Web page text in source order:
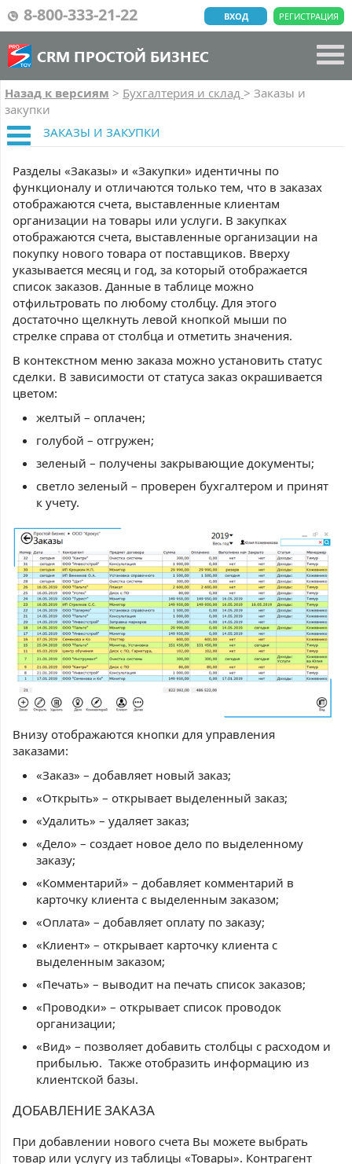
8-800-333-21-22 РЕГИСТРАЦИЯ
ВХОД
CRM ПРОСТОЙ БИЗНЕС
Назад к версиям > Бухгалтерия и склад > Заказы и
закупки
ЗАКАЗЫ И ЗАКУПКИ
Разделы «Заказы» и «Закупки» идентичны по
функционалу и отличаются только тем, что в заказах
отображаются счета, выставленные клиентам
организации на товары или услуги. В закупках
отображаются счета, выставленные организации на
покупку нового товара от поставщиков. Вверху
указывается месяц и год, за который отображается
список заказов. Данные в таблице можно
отфильтровать по любому столбцу. Для этого
достаточно щелкнуть левой кнопкой мыши по
стрелке справа от столбца и отметить значения.
В контекстном меню заказа можно установить статус
сделки. В зависимости от статуса заказ окрашивается
цветом:
желтый – оплачен;
голубой – отгружен;
зеленый – получены закрывающие документы;
светло зеленый – проверен бухгалтером и принят
к учету.
Внизу отображаются кнопки для управления
заказами:
«Заказ» – добавляет новый заказ;
«Открыть» – открывает выделенный заказ;
«Удалить» – удаляет заказ;
«Дело» – создает новое дело по выделенному
заказу;
«Комментарий» – добавляет комментарий в
карточку клиента с выделенным заказом;
«Оплата» – добавляет оплату по заказу;
«Клиент» – открывает карточку клиента с
выделенным заказом;
«Печать» – выводит на печать список заказов;
«Проводки» – открывает список проводок
организации;
«Вид» – позволяет добавить столбцы с расходом и
прибылью. Также отобразить информацию из
клиентской базы.
ДОБАВЛЕНИЕ ЗАКАЗА
При добавлении нового счета Вы можете выбрать
товар или услугу из таблицы «Товары». Контрагент